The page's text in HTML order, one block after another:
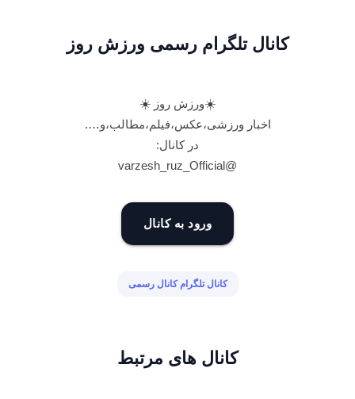
کانال تلگرام رسمی ورزش روز
☀️ورزش روز ☀️
اخبار ورزشی،عکس،فیلم،مطالب،و….
در کانال:
@varzesh_ruz_Official
ورود به کانال
کانال تلگرام کانال رسمی
کانال های مرتبط